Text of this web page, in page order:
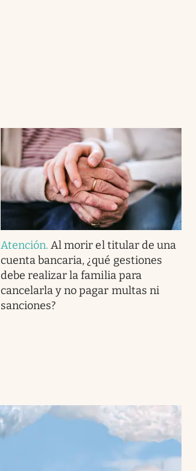
Atención.Al morir el titular de una
cuenta bancaria, ¿qué gestiones
debe realizar la familia para
cancelarla y no pagar multas ni
sanciones?